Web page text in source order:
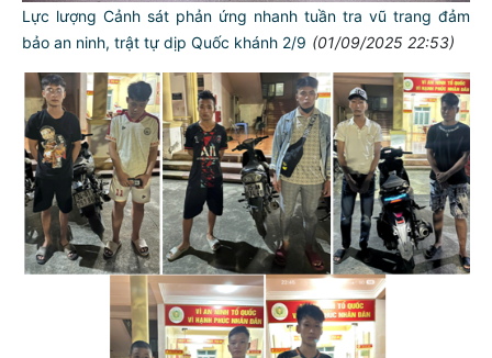
Lực lượng Cảnh sát phản ứng nhanh tuần tra vũ trang đảm
bảo an ninh, trật tự dịp Quốc khánh 2/9 (01/09/2025 22:53)